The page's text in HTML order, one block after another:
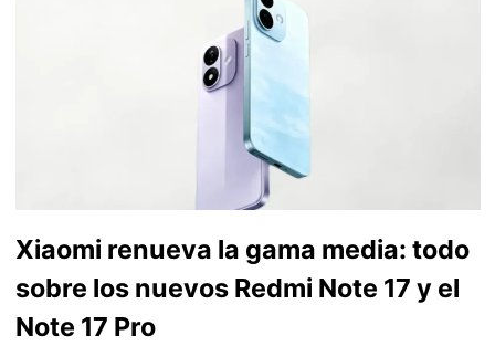
Xiaomi renueva la gama media: todo
sobre los nuevos Redmi Note 17 y el
Note 17 Pro